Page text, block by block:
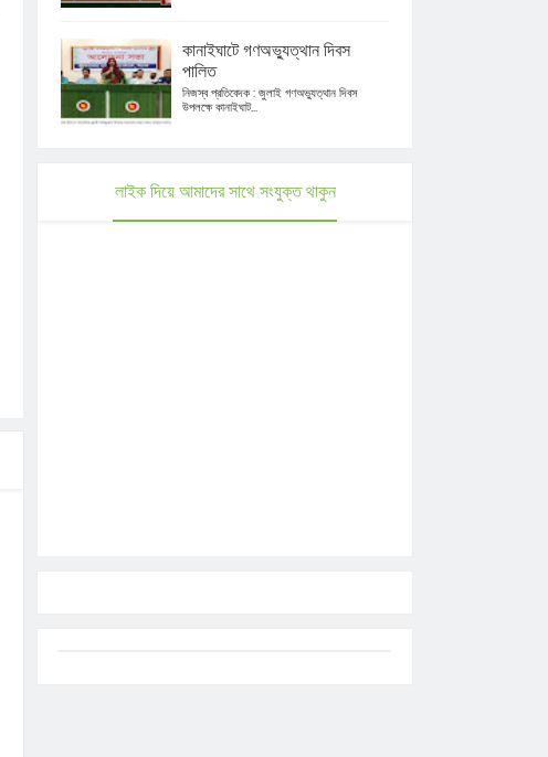
কানাইঘাটে গণঅভ্যুত্থান দিবস
পালিত
নিজস্ব প্রতিবেদক : জুলাই গণঅভ্যুত্থান দিবস
উপলক্ষে কানাইঘাট...
লাইক দিয়ে আমাদের সাথে সংযুক্ত থাকুন